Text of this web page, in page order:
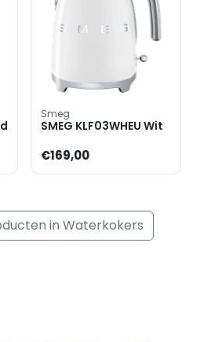
Smeg
SMEG KLF03WHEU Wit
€169,00
in Waterkokers